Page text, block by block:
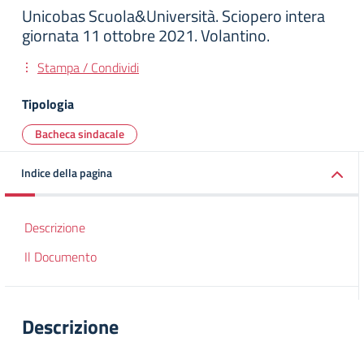
Unicobas Scuola&Università. Sciopero intera
giornata 11 ottobre 2021. Volantino.
Stampa / Condividi
Tipologia
Bacheca sindacale
Indice della pagina
Descrizione
Il Documento
Descrizione